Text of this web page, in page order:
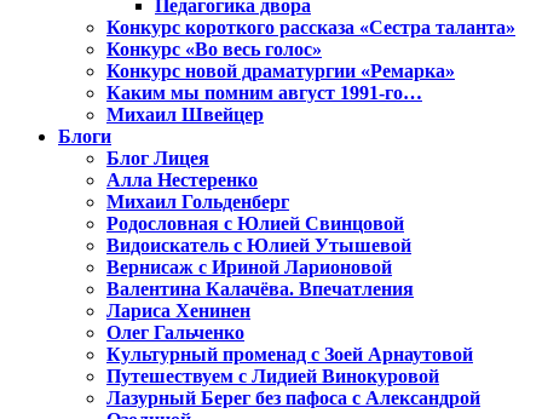
Педагогика двора
Конкурс короткого рассказа «Сестра таланта»
Конкурс «Во весь голос»
Конкурс новой драматургии «Ремарка»
Каким мы помним август 1991-го…
Михаил Швейцер
Блоги
Блог Лицея
Алла Нестеренко
Михаил Гольденберг
Родословная с Юлией Свинцовой
Видоискатель с Юлией Утышевой
Вернисаж с Ириной Ларионовой
Валентина Калачёва. Впечатления
Лариса Хенинен
Олег Гальченко
Культурный променад с Зоей Арнаутовой
Путешествуем с Лидией Винокуровой
Лазурный Берег без пафоса с Александрой